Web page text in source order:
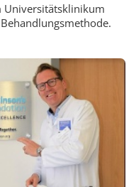
Universitätsklinikum